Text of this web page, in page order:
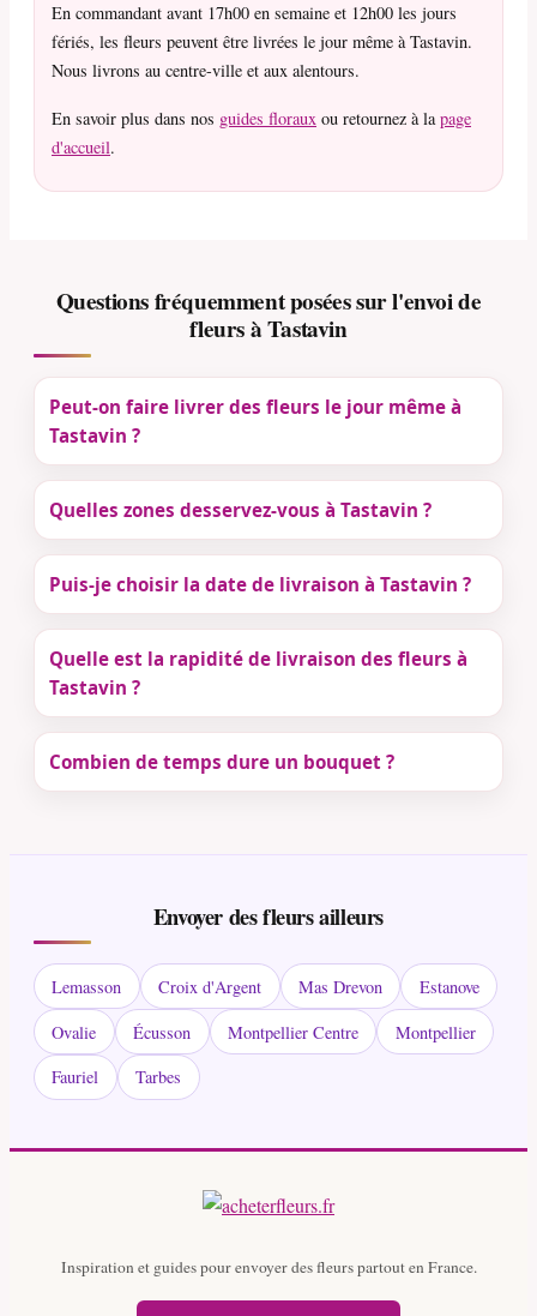
En commandant avant 17h00 en semaine et 12h00 les jours
fériés, les fleurs peuvent être livrées le jour même à Tastavin.
Nous livrons au centre-ville et aux alentours.
En savoir plus dans nos guides floraux ou retournez à lapage
d'accueil.
Questions fréquemment posées sur l'envoi de
fleurs à Tastavin
Peut-on faire livrer des fleurs le jour même à
Tastavin ?
Quelles zones desservez-vous à Tastavin ?
Puis-je choisir la date de livraison à Tastavin ?
Quelle est la rapidité de livraison des fleurs à
Tastavin ?
Combien de temps dure un bouquet ?
Envoyer des fleurs ailleurs
Lemasson Croix d'Argent Mas Drevon
Estanove
Ovalie
Écusson Montpellier Centre
Montpellier
Fauriel
Tarbes
Inspiration et guides pour envoyer des fleurs partout en France.